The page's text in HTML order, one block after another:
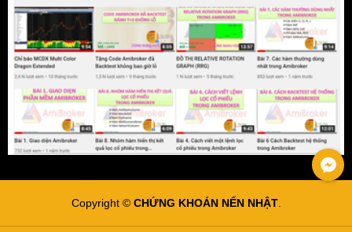
Copyright © CHỨNG KHOÁN NẾN NHẬT.